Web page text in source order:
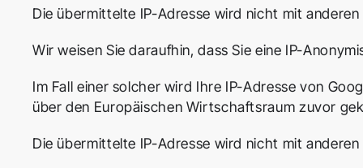
Die übermittelte IP-Adresse wird nicht mit
Wir weisen Sie daraufhin, dass Sie eine IP-
Im Fall einer solcher wird Ihre IP-Adresse von
über den Europäischen Wirtschaftsraum zuvor
Die übermittelte IP-Adresse wird nicht mit